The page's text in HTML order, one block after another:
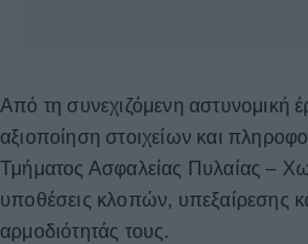
Από τη συνεχιζόμενη αστυνομική
αξιοποίηση στοιχείων και
Τμήματος Ασφαλείας Πυλαίας –
υποθέσεις κλοπών, υπεξαίρεσης
αρμοδιότητάς τους.